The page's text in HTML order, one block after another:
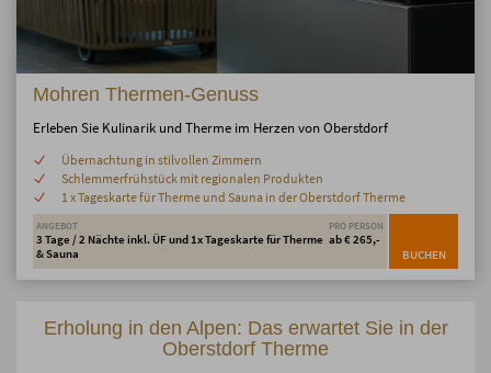
Mohren Thermen-Genuss
Erleben Sie Kulinarik und Therme im Herzen von Oberstdorf
Übernachtung in stilvollen Zimmern
Schlemmerfrühstück mit regionalen Produkten
1 x Tageskarte für Therme und Sauna in der Oberstdorf Therme
ANGEBOT
3 Tage / 2 Nächte inkl. ÜF und 1x Tageskarte für Therme
& Sauna
PRO PERSON
ab € 265,-
BUCHEN
Erholung in den Alpen: Das erwartet Sie in der
Oberstdorf Therme